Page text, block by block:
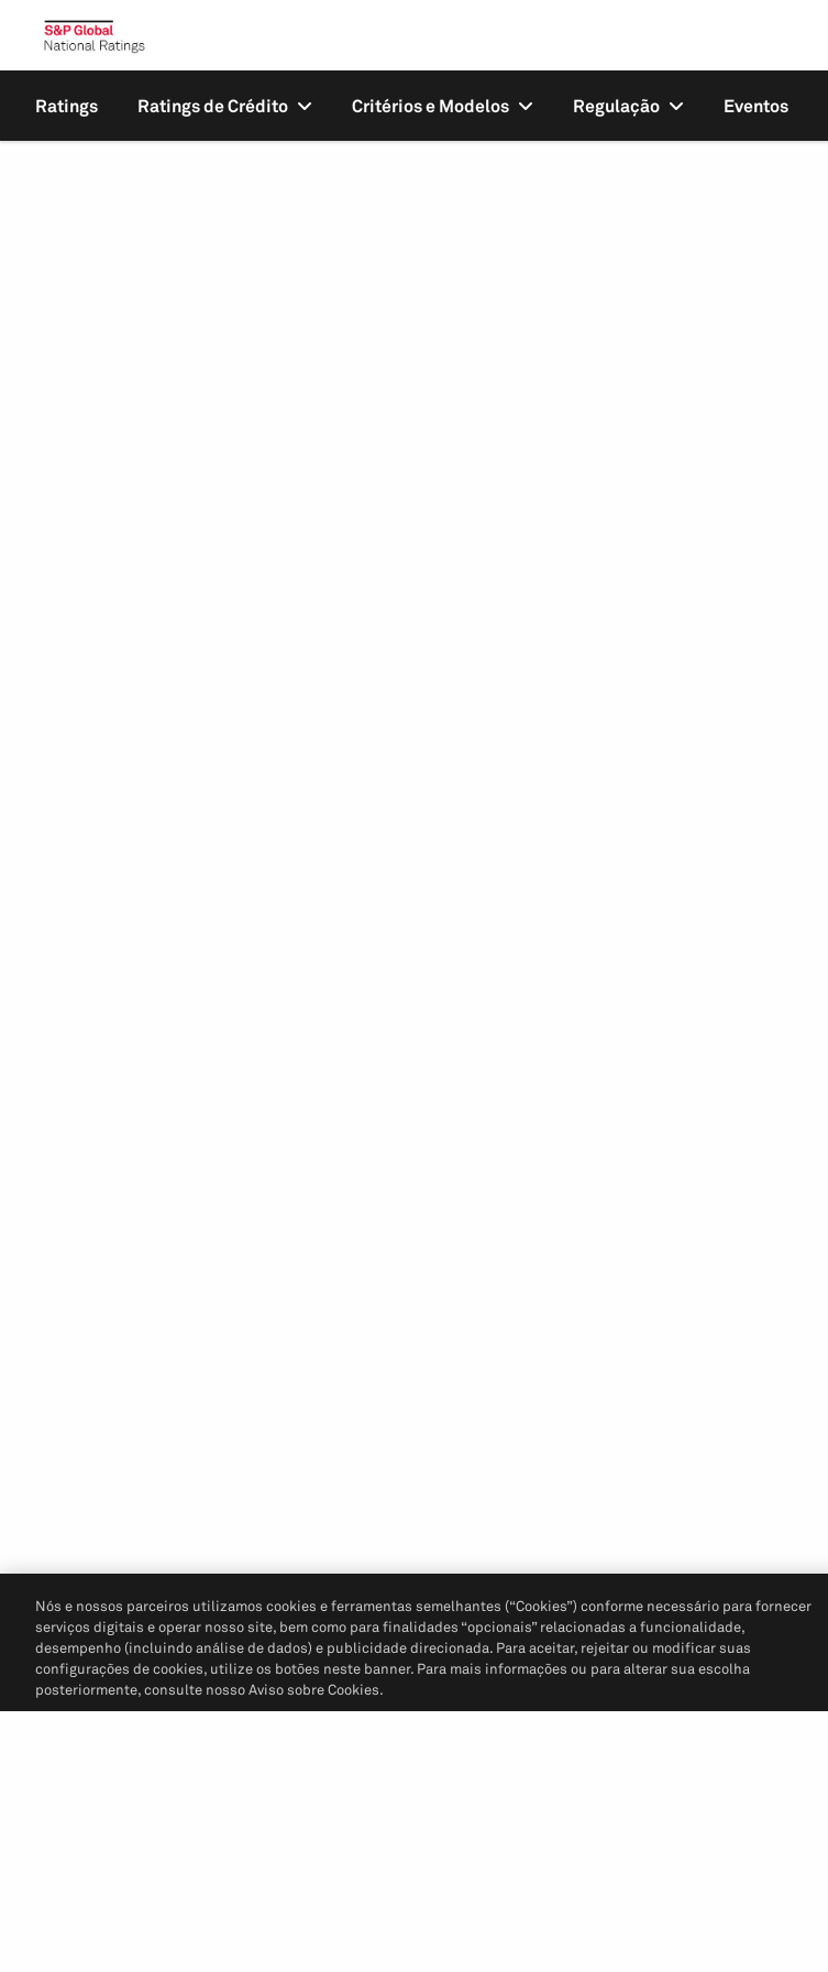
Ratings Ratings de Crédito Critérios e Modelos Regulação Eventos
Nós e nossos parceiros utilizamos cookies e ferramentas semelhantes (“Cookies”) conforme necessário para fornecer
serviços digitais e operar nosso site, bem como para finalidades “opcionais” relacionadas a funcionalidade,
desempenho (incluindo análise de dados) e publicidade direcionada. Para aceitar, rejeitar ou modificar suas
configurações de cookies, utilize os botões neste banner. Para mais informações ou para alterar sua escolha
posteriormente, consulte nosso Aviso sobre Cookies.